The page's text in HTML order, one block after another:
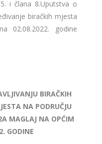
i člana 8.Uputstva o
biračkih mjesta
02.08.2022. godine
BIRAČKIH
NA PODRUČJU
MAGLAJ NA OPĆIM
GODINE